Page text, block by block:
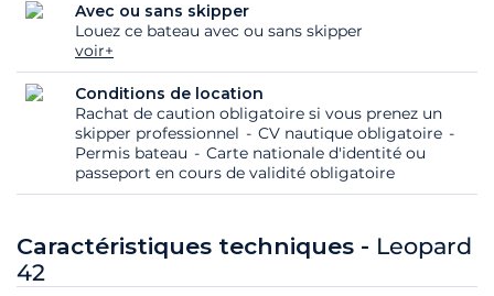
Avec ou sans skipper
Louez ce bateau avec ou sans skipper
voir+
Conditions de location
Rachat de caution obligatoire si vous prenez un
skipper professionnel
CV nautique obligatoire
Permis bateau
Carte nationale d'identité ou
passeport en cours de validité obligatoire
Caractéristiques techniques - Leopard
42